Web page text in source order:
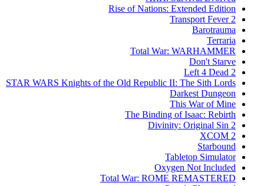
Rise of Nations: Extended Edition
Transport Fever 2
Barotrauma
Terraria
Total War: WARHAMMER
Don't Starve
Left 4 Dead 2
STAR WARS Knights of the Old Republic II: The Sith Lords
Darkest Dungeon
This War of Mine
The Binding of Isaac: Rebirth
Divinity: Original Sin 2
XCOM 2
Starbound
Tabletop Simulator
Oxygen Not Included
Total War: ROME REMASTERED